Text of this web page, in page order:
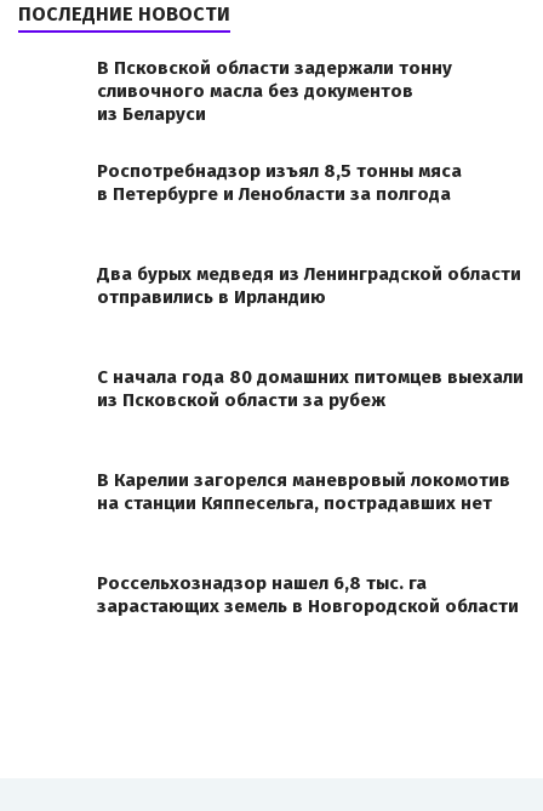
ПОСЛЕДНИЕ НОВОСТИ
В Псковской области задержали тонну
сливочного масла без документов
из Беларуси
Роспотребнадзор изъял 8,5 тонны мяса
в Петербурге и Ленобласти за полгода
Два бурых медведя из Ленинградской области
отправились в Ирландию
С начала года 80 домашних питомцев выехали
из Псковской области за рубеж
В Карелии загорелся маневровый локомотив
на станции Кяппесельга, пострадавших нет
Россельхознадзор нашел 6,8 тыс. га
зарастающих земель в Новгородской области